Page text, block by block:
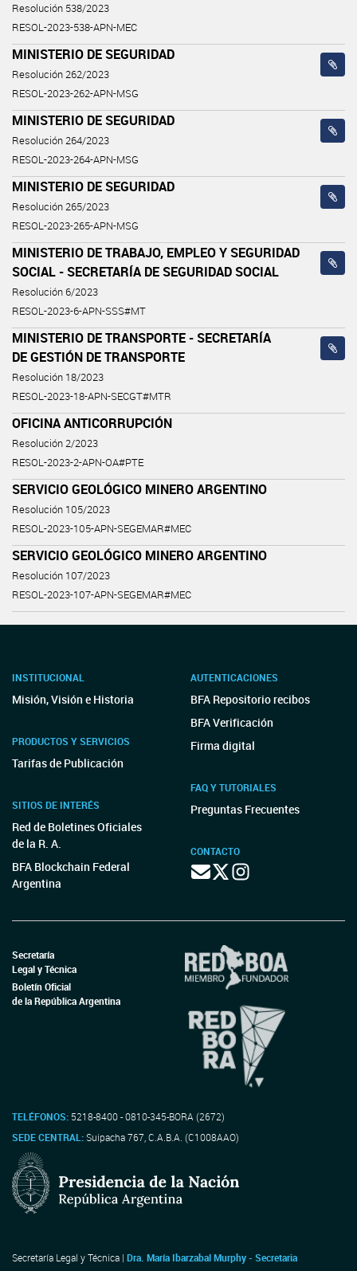
Resolución 538/2023
RESOL-2023-538-APN-MEC
MINISTERIO DE SEGURIDAD
Resolución 262/2023
RESOL-2023-262-APN-MSG
MINISTERIO DE SEGURIDAD
Resolución 264/2023
RESOL-2023-264-APN-MSG
MINISTERIO DE SEGURIDAD
Resolución 265/2023
RESOL-2023-265-APN-MSG
MINISTERIO DE TRABAJO, EMPLEO Y SEGURIDAD
SOCIAL - SECRETARÍA DE SEGURIDAD SOCIAL
Resolución 6/2023
RESOL-2023-6-APN-SSS#MT
MINISTERIO DE TRANSPORTE - SECRETARÍA
DE GESTIÓN DE TRANSPORTE
Resolución 18/2023
RESOL-2023-18-APN-SECGT#MTR
OFICINA ANTICORRUPCIÓN
Resolución 2/2023
RESOL-2023-2-APN-OA#PTE
SERVICIO GEOLÓGICO MINERO ARGENTINO
Resolución 105/2023
RESOL-2023-105-APN-SEGEMAR#MEC
SERVICIO GEOLÓGICO MINERO ARGENTINO
Resolución 107/2023
RESOL-2023-107-APN-SEGEMAR#MEC
INSTITUCIONAL
Misión, Visión e Historia
PRODUCTOS Y SERVICIOS
Tarifas de Publicación
SITIOS DE INTERÉS
Red de Boletines Oficiales
de la R. A.
BFA Blockchain Federal
Argentina
AUTENTICACIONES
BFA Repositorio recibos
BFA Verificación
Firma digital
FAQ Y TUTORIALES
Preguntas Frecuentes
CONTACTO
Secretaría
Legal y Técnica
Boletín Oficial
de la República Argentina
TELÉFONOS: 5218-8400 - 0810-345-BORA (2672)
SEDE CENTRAL:Suipacha 767, C.A.B.A. (C1008AAO)
Secretaría Legal y Técnica | Dra. María Ibarzabal Murphy - Secretaria